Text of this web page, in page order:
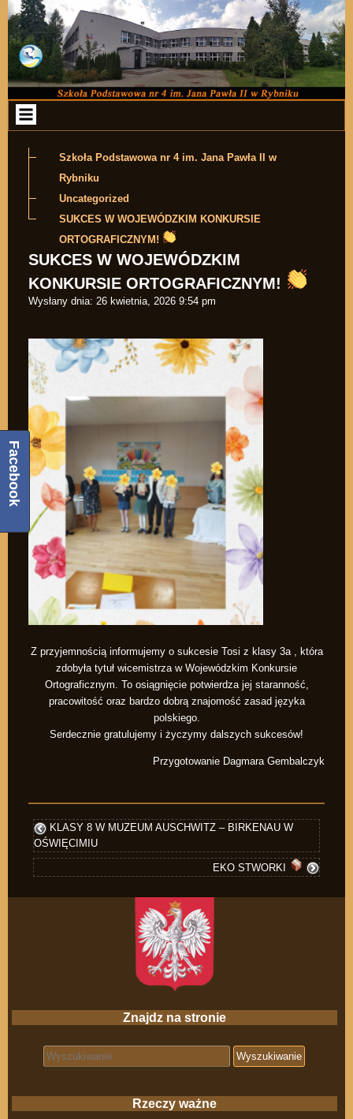
Przejdź do zawartości
Szkoła Podstawowa nr 4 im. Jana Pawła II w
Rybniku
Uncategorized
SUKCES W WOJEWÓDZKIM KONKURSIE
ORTOGRAFICZNYM!
SUKCES W WOJEWÓDZKIM
KONKURSIE ORTOGRAFICZNYM!
Wysłany dnia: 26 kwietnia, 2026 9:54 pm
Z przyjemnością informujemy o sukcesie Tosi z klasy 3a , która
zdobyła tytuł wicemistrza w Wojewódzkim Konkursie
Ortograficznym. To osiągnięcie potwierdza jej staranność,
pracowitość oraz bardzo dobrą znajomość zasad języka
polskiego.
Serdecznie gratulujemy i życzymy dalszych sukcesów!
Przygotowanie Dagmara Gembalczyk
KLASY 8 W MUZEUM AUSCHWITZ – BIRKENAU W
OŚWIĘCIMIU
EKO STWORKI
Znajdz na stronie
Search for:
Rzeczy ważne
Facebook